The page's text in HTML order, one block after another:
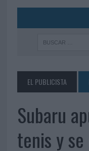
EL PUBLICISTA
Subaru
tenis y